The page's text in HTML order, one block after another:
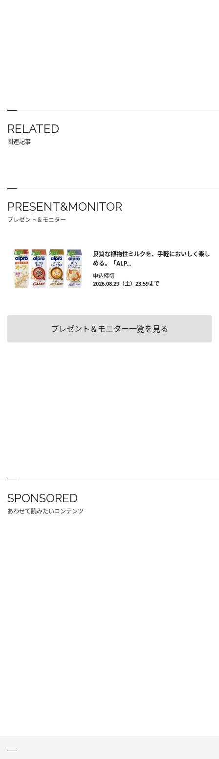
RELATED
関連記事
PRESENT&MONITOR
プレゼント＆モニター
良質な植物性ミルクを、手軽においしく楽し
める。「ALP...
申込締切
2026.08.29（土）23:59まで
プレゼント＆モニター一覧を見る
SPONSORED
あわせて読みたいコンテンツ